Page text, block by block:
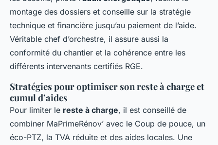
montage des dossiers et conseille sur la stratégie
technique et financière jusqu’au paiement de l’aide.
Véritable chef d’orchestre, il assure aussi la
conformité du chantier et la cohérence entre les
différents intervenants certifiés RGE.
Stratégies pour optimiser son reste à charge et
cumul d’aides
Pour limiter le reste à charge, il est conseillé de
combiner MaPrimeRénov’ avec le Coup de pouce, un
éco-PTZ, la TVA réduite et des aides locales. Une